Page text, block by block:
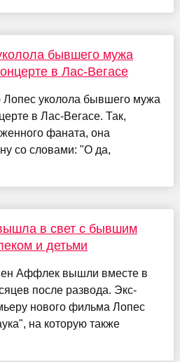
бывшего мужа
в Лас-Вегасе
уколола бывшего мужа
в Лас-Вегасе. Так,
фаната, она
со словами: "О да,
в свет с бывшим
и детьми
Аффлек вышли вместе в
после развода. Экс-
нового фильма Лопес
на которую также